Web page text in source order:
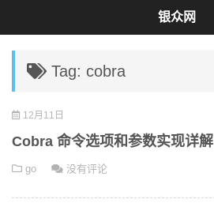
Tag: cobra
12月11日
Cobra 命令选项和参数实现详解
go 没有评论
银众网